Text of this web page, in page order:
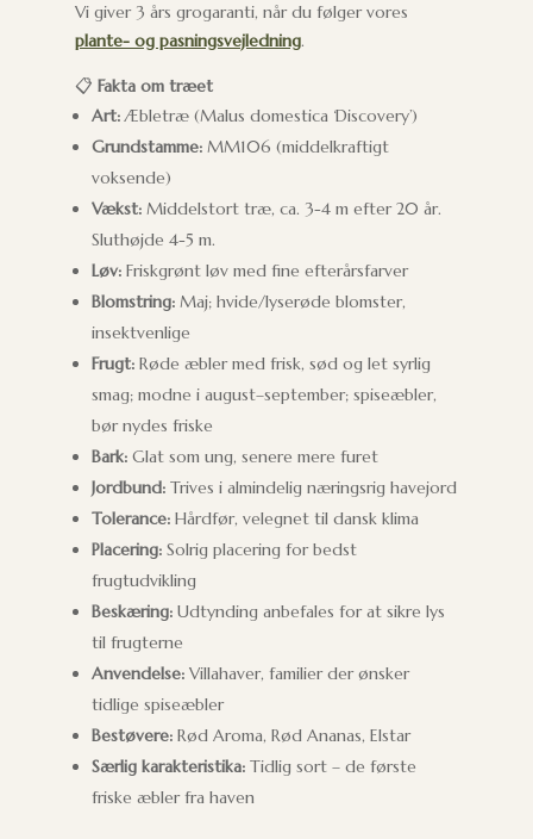
Vi giver 3 års grogaranti, når du følger vores
plante- og pasningsvejledning.
📋 Fakta om træet
Art:Æbletræ (Malus domestica ‘Discovery’)
Grundstamme:MM106 (middelkraftigt
voksende)
Vækst:Middelstort træ, ca. 3-4 m efter 20 år.
Sluthøjde 4-5 m.
Løv:Friskgrønt løv med fine efterårsfarver
Blomstring:Maj; hvide/lyserøde blomster,
insektvenlige
Frugt:Røde æbler med frisk, sød og let syrlig
smag; modne i august–september; spiseæbler,
bør nydes friske
Bark:Glat som ung, senere mere furet
Jordbund:Trives i almindelig næringsrig havejord
Tolerance:Hårdfør, velegnet til dansk klima
Placering:Solrig placering for bedst
frugtudvikling
Beskæring:Udtynding anbefales for at sikre lys
til frugterne
Anvendelse:Villahaver, familier der ønsker
tidlige spiseæbler
Bestøvere:Rød Aroma, Rød Ananas, Elstar
Særlig karakteristika:Tidlig sort – de første
friske æbler fra haven